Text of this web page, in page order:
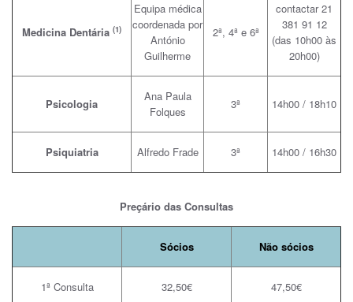
Medicina Dentária (1)
Equipa médica
coordenada por
António
Guilherme
2ª, 4ª e 6ª
contactar 21
381 91 12
(das 10h00 às
20h00)
Psicologia
Ana Paula
Folques
3ª 14h00 / 18h10
Psiquiatria Alfredo Frade 3ª 14h00 / 16h30
Preçário das Consultas
Sócios Não sócios
1ª Consulta 32,50€ 47,50€